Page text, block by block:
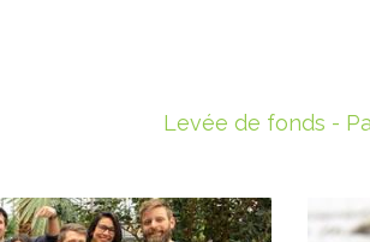
Levée de fonds -